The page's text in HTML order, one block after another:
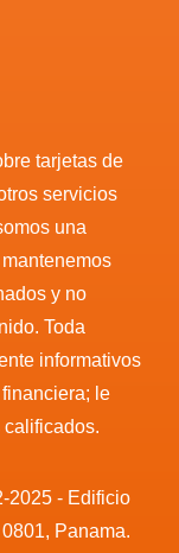
tarjetas de
servicios
una
y no
Toda
informativos
le
2025 - Edificio
Panama.